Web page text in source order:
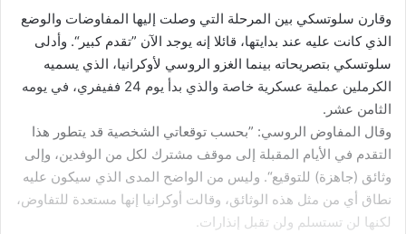
وقارن سلوتسكي بين المرحلة التي وصلت إليها المفاوضات والوضع
الذي كانت عليه عند بدايتها، قائلا إنه يوجد الآن ”تقدم كبير“. وأدلى
سلوتسكي بتصريحاته بينما الغزو الروسي لأوكرانيا، الذي يسميه
الكرملين عملية عسكرية خاصة والذي بدأ يوم 24 ففيفري، في يومه
الثامن عشر.
وقال المفاوض الروسي: ”بحسب توقعاتي الشخصية قد يتطور هذا
التقدم في الأيام المقبلة إلى موقف مشترك لكل من الوفدين، وإلى
وثائق (جاهزة) للتوقيع“. وليس من الواضح المدى الذي سيكون عليه
نطاق أي من مثل هذه الوثائق، وقالت أوكرانيا إنها مستعدة للتفاوض،
لكنها لن تستسلم ولن تقبل إنذارات.